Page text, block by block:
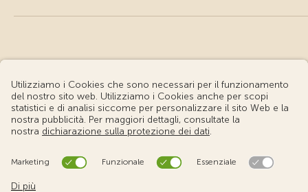
© Touring Club Svizzero
Condizioni d'uso – Informazioni giuridiche